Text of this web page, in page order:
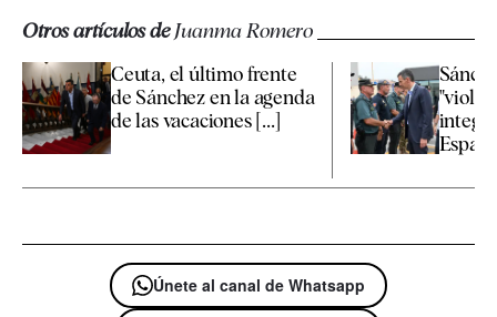
Otros artículos deJuanma Romero
Ceuta, el último frente
de Sánchez en la agenda
de las vacaciones [...]
Únete al canal de Whatsapp